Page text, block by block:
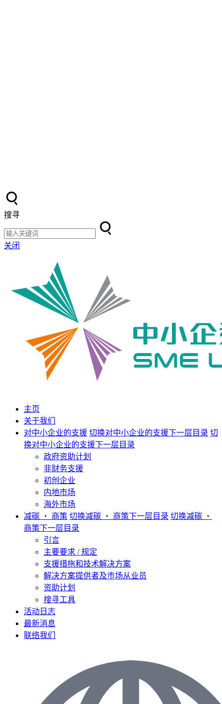
搜寻
关闭
主页
关于我们
对中小企业的支援 切换对中小企业的支援下一层目录 切
换对中小企业的支援下一层目录
政府资助计划
非财务支援
初创企业
内地市场
海外市场
减碳 ‧ 商策 切换减碳 ‧ 商策下一层目录 切换减碳 ‧
商策下一层目录
引言
主要要求 / 规定
支援措拖和技术解决方案
解决方案提供者及巿场从业员
资助计划
搜寻工具
活动日志
最新消息
联络我们